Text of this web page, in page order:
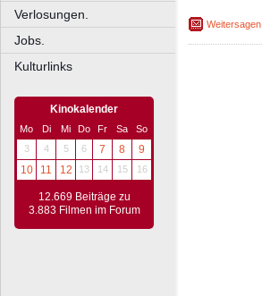
Verlosungen.
Jobs.
Kulturlinks
Kinokalender
Mo Di Mi Do Fr Sa
So
3
4 5 6 7 8
9
10
11 12 13 14 15 16
12.669 Beiträge zu
3.883 Filmen im Forum
Weitersagen